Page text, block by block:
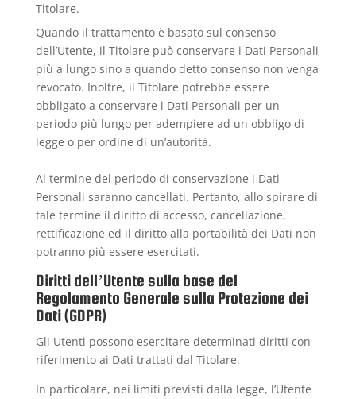
Titolare.
Quando il trattamento è basato sul consenso
dell’Utente, il Titolare può conservare i Dati Personali
più a lungo sino a quando detto consenso non venga
revocato. Inoltre, il Titolare potrebbe essere
obbligato a conservare i Dati Personali per un
periodo più lungo per adempiere ad un obbligo di
legge o per ordine di un’autorità.
Al termine del periodo di conservazione i Dati
Personali saranno cancellati. Pertanto, allo spirare di
tale termine il diritto di accesso, cancellazione,
rettificazione ed il diritto alla portabilità dei Dati non
potranno più essere esercitati.
Diritti dell’Utente sulla base del
Regolamento Generale sulla Protezione dei
Dati (GDPR)
Gli Utenti possono esercitare determinati diritti con
riferimento ai Dati trattati dal Titolare.
In particolare, nei limiti previsti dalla legge, l’Utente